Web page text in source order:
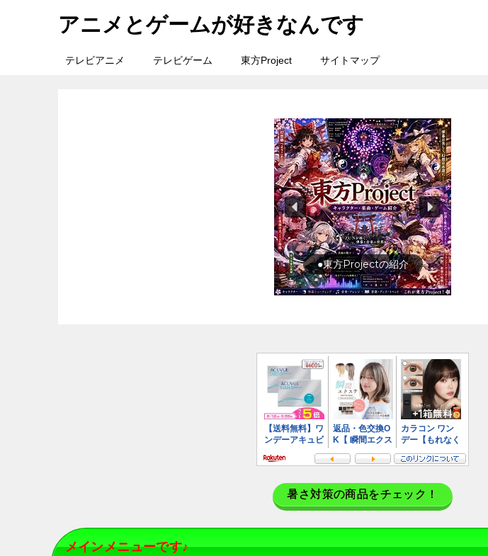
アニメとゲームが好きなんです
テレビアニメ テレビゲーム 東方Project サイトマップ
旅行の前に旅行先をチェック
暑さ対策の商品をチェック！
メインメニューです♪